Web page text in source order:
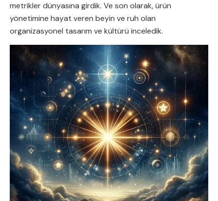
metrikler dünyasına girdik. Ve son olarak, ürün
yönetimine hayat veren beyin ve ruh olan
organizasyonel tasarım ve kültürü inceledik.